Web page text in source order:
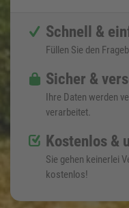
Schnell &
Füllen Sie den
Sicher &
Ihre Daten werden
verarbeitet.
Kostenlos &
Sie gehen keinerlei
kostenlos!